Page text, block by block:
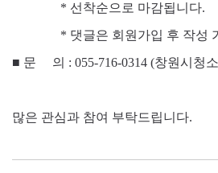
* 선착순으로 마감됩니다.
* 댓글은 회원가입 후 작성 가
■ 문 의 : 055-716-0314 (창원시청
많은 관심과 참여 부탁드립니다.